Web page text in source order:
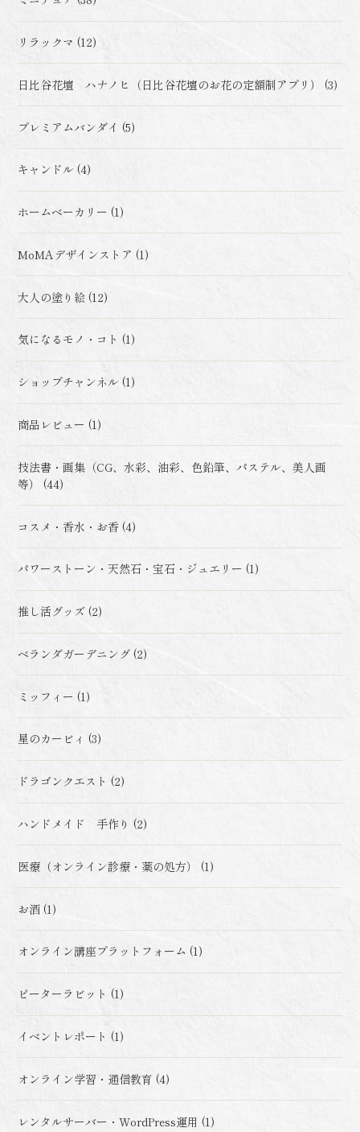
リラックマ (12)
日比谷花壇 ハナノヒ（日比谷花壇のお花の定額制アプリ） (3)
プレミアムバンダイ (5)
キャンドル (4)
ホームベーカリー (1)
MoMAデザインストア (1)
大人の塗り絵 (12)
気になるモノ・コト (1)
ショップチャンネル (1)
商品レビュー (1)
技法書・画集（CG、水彩、油彩、色鉛筆、パステル、美人画
等） (44)
コスメ・香水・お香 (4)
パワーストーン・天然石・宝石・ジュエリー (1)
推し活グッズ (2)
ベランダガーデニング (2)
ミッフィー (1)
星のカービィ (3)
ドラゴンクエスト (2)
ハンドメイド 手作り (2)
医療（オンライン診療・薬の処方） (1)
お酒 (1)
オンライン講座プラットフォーム (1)
ピーターラビット (1)
イベントレポート (1)
オンライン学習・通信教育 (4)
レンタルサーバー・WordPress運用 (1)